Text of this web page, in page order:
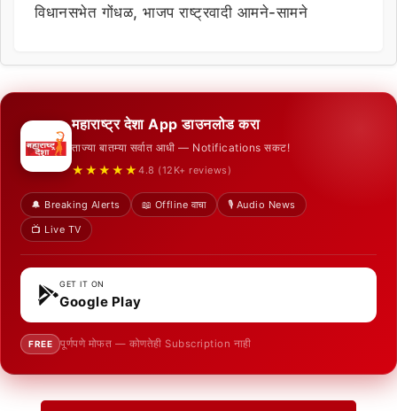
विधानसभेत गोंधळ, भाजप राष्ट्रवादी आमने-सामने
महाराष्ट्र देशा App डाउनलोड करा
ताज्या बातम्या सर्वात आधी — Notifications सकट!
★★★★★ 4.8 (12K+ reviews)
🔔 Breaking Alerts 📖 Offline वाचा
🎙️ Audio News
📺 Live TV
GET IT ON
Google Play
FREE पूर्णपणे मोफत — कोणतेही Subscription नाही